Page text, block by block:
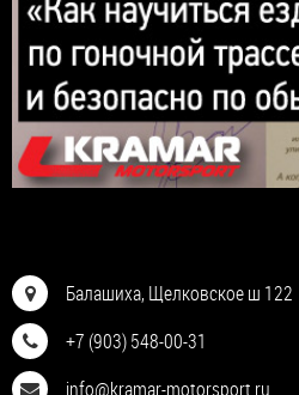
Балашиха, Щелковское ш 122
+7 (903) 548-00-31
info@kramar-motorsport.ru